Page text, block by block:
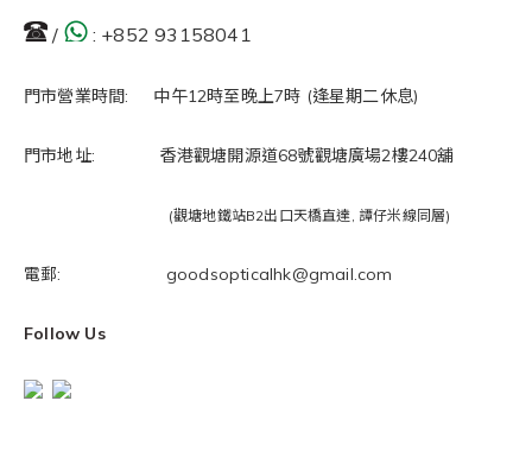
/ : +852 93158041
門市營業時間: 中午12時至晚上7時 (逢星期二休息)
門市地址: 香港觀塘開源道68號觀塘廣場2樓240舖
(觀塘地鐵站B2出口天橋直達, 譚仔米線同層)
電郵: goodsopticalhk@gmail.com
Follow Us